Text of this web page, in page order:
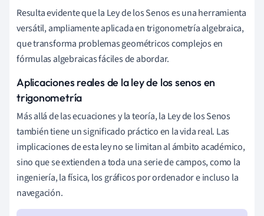
Resulta evidente que la Ley de los Senos es una herramienta
versátil, ampliamente aplicada en trigonometría algebraica,
que transforma problemas geométricos complejos en
fórmulas algebraicas fáciles de abordar.
Aplicaciones reales de la ley de los senos en
trigonometría
Más allá de las ecuaciones y la teoría, la Ley de los Senos
también tiene un significado práctico en la vida real. Las
implicaciones de esta ley no se limitan al ámbito académico,
sino que se extienden a toda una serie de campos, como la
ingeniería, la física, los gráficos por ordenador e incluso la
navegación.